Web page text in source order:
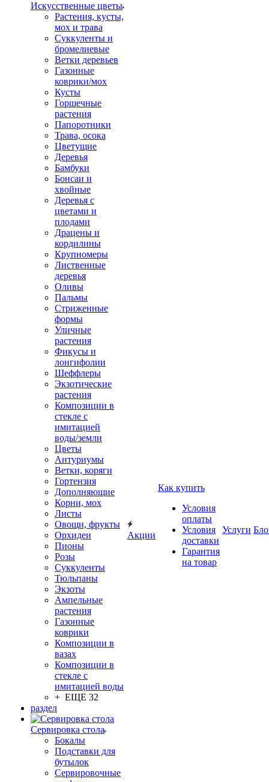
Искусственные цветы
Растения, кусты,
мох и трава
Суккуленты и
бромелиевые
Ветки деревьев
Газонные
коврики/мох
Кусты
Горшечные
растения
Папоротники
Трава, осока
Цветущие
Деревья
Бамбуки
Бонсаи и
хвойные
Деревья с
цветами и
плодами
Драцены и
кордилины
Крупномеры
Лиственные
деревья
Оливы
Пальмы
Стриженные
формы
Уличные
растения
Фикусы и
лонгифолии
Шеффлеры
Экзотические
растения
Композиции в
стекле с
имитацией
воды/земли
Цветы
Антуриумы
Ветки, коряги
Гортензия
Дополняющие
Корни, мох
Листы
Овощи, фрукты
Орхидеи
Пионы
Розы
Суккуленты
Тюльпаны
Экзоты
Ампельные
растения
Газонные
коврики
Композиции в
вазах
Композиции в
стекле с
имитацией воды
+ ЕЩЕ 32
раздел
Сервировка стола
Бокалы
Подставки для
бутылок
Сервировочные
Акции
Как купить
Условия
оплаты
Условия
доставки
Гарантия
на товар
Услуги